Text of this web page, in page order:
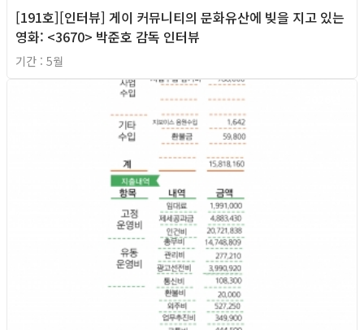
[191호][인터뷰] 게이 커뮤니티의 문화유산에 빚을 지고 있는
영화: <3670> 박준호 감독 인터뷰
기간 : 5월